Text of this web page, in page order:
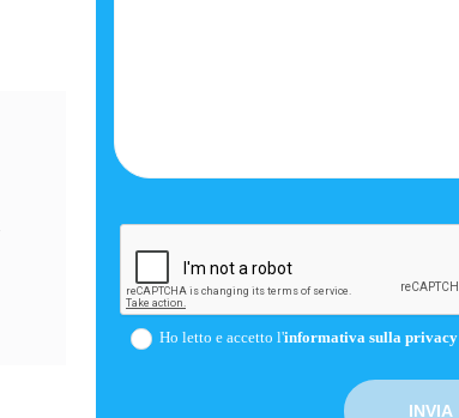
Ho letto e accetto l'informativa sulla privacy